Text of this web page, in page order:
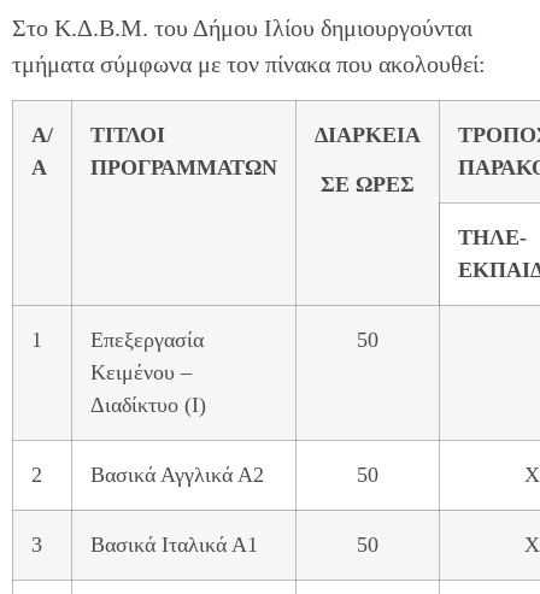
Στο Κ.Δ.Β.Μ. του Δήμου Ιλίου δημιουργούνται
τμήματα σύμφωνα με τον πίνακα που ακολουθεί:
Α/
Α
ΤΙΤΛΟΙ
ΠΡΟΓΡΑΜΜΑΤΩΝ
ΔΙΑΡΚΕΙΑ
ΣΕ ΩΡΕΣ
ΤΗΛΕ-
1
Επεξεργασία
Κειμένου –
Διαδίκτυο (Ι)
50
2 Βασικά Αγγλικά Α2 50 Χ
3 Βασικά Ιταλικά Α1 50 Χ